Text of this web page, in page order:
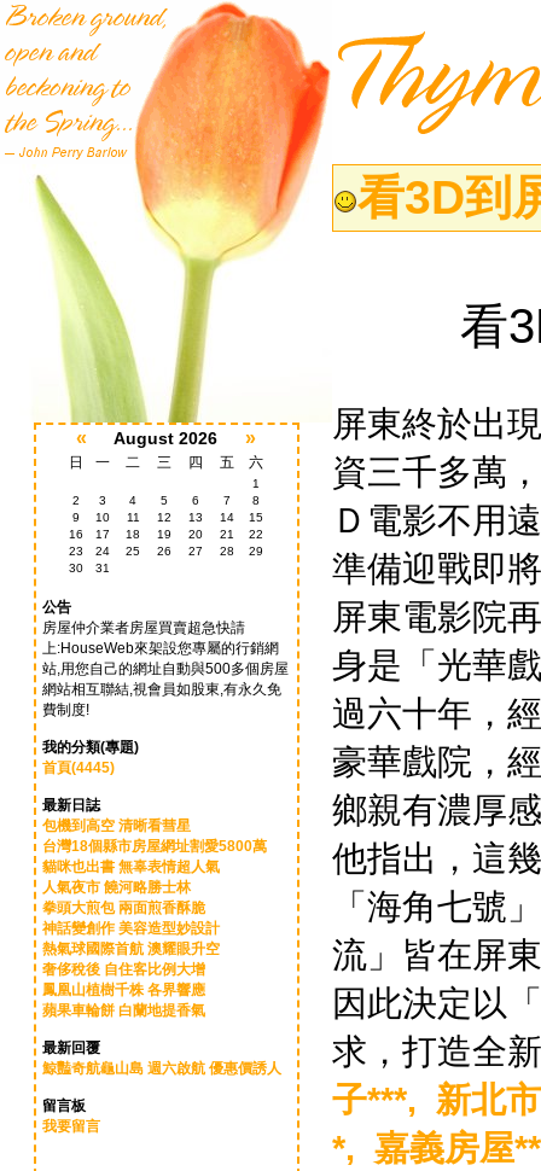
« August 2026 »
日 一 二 三 四 五 六
1
2
3 4 5 6 7
8
9
10 11 12 13 14
15
16
17 18 19 20 21
22
23
24 25 26 27 28
29
30
31
公告
房屋仲介業者房屋買賣超急快請
上:HouseWeb來架設您專屬的行銷網
站,用您自己的網址自動與500多個房屋
網站相互聯結,視會員如股東,有永久免
費制度!
我的分類(專題)
首頁(4445)
最新日誌
包機到高空 清晰看彗星
台灣18個縣市房屋網址割愛5800萬
貓咪也出書 無辜表情超人氣
人氣夜市 饒河略勝士林
拳頭大煎包 兩面煎香酥脆
神話變創作 美容造型妙設計
熱氣球國際首航 澳耀眼升空
奢侈稅後 自住客比例大增
鳳凰山植樹千株 各界響應
蘋果車輪餅 白蘭地提香氣
最新回覆
鯨豔奇航龜山島 週六啟航 優惠價誘人
留言板
我要留言
看3D到
看
屏東終於出
資三千多萬
Ｄ電影不用
準備迎戰即
屏東電影院
身是「光華
過六十年，
豪華戲院，
鄉親有濃厚
他指出，這
「海角七號
流」皆在屏
因此決定以
求，打造全
子***, 新北
*, 嘉義房屋